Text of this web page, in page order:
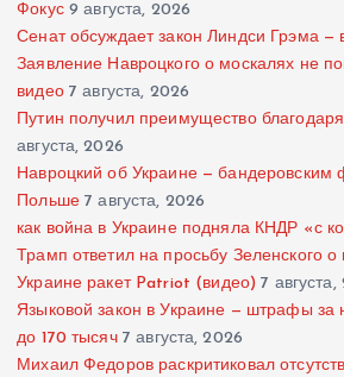
Фокус 9 августа, 2026
Сенат обсуждает закон Линдси Грэма —
Заявление Навроцкого о москалях не
видео 7 августа, 2026
Путин получил преимущество
августа, 2026
Навроцкий об Украине — бандеровским
Польше 7 августа, 2026
как война в Украине подняла КНДР «с
Трамп ответил на просьбу Зеленского о
Украине ракет Patriot (видео) 7 августа,
Языковой закон в Украине — штрафы за
до 170 тысяч 7 августа, 2026
Михаил Федоров раскритиковал